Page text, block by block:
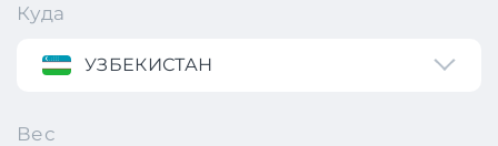
Куда
УЗБЕКИСТАН
Вес